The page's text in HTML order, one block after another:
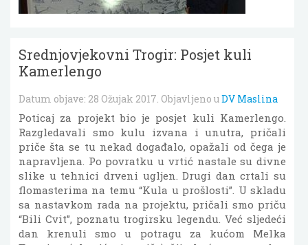
Srednjovjekovni Trogir: Posjet kuli
Kamerlengo
Datum objave: 28 Ožujak 2017. Objavljeno uDV Maslina
Poticaj za projekt bio je posjet kuli Kamerlengo.
Razgledavali smo kulu izvana i unutra, pričali
priče šta se tu nekad događalo, opažali od čega je
napravljena. Po povratku u vrtić nastale su divne
slike u tehnici drveni ugljen. Drugi dan crtali su
flomasterima na temu “Kula u prošlosti”. U skladu
sa nastavkom rada na projektu, pričali smo priču
“Bili Cvit”, poznatu trogirsku legendu. Već sljedeći
dan krenuli smo u potragu za kućom Melka